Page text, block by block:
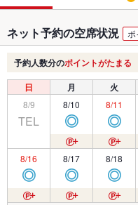
ネット予約の空席状況
予約人数分のポイントがたまる
日 月 火
8/9
TEL
8/10
◎
8/11
◎
8/16
◎
8/17
◎
8/18
◎